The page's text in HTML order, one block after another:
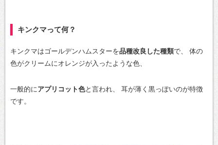
キンクマって何？
キンクマはゴールデンハムスターを品種改良した種類で、
体の
色がクリームにオレンジが入ったような色、
一般的にアプリコット色と言われ、
耳が薄く黒っぽいのが特徴
です。